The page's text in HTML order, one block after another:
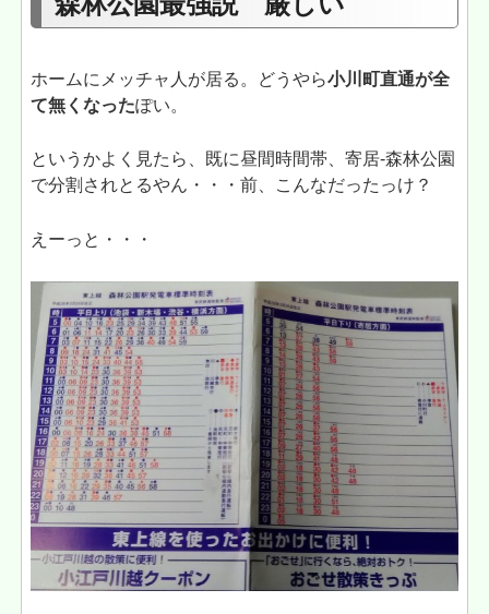
ホームにメッチャ人が居る。どうやら小川町直通が全
て無くなったぽい。
というかよく見たら、既に昼間時間帯、寄居-森林公園
で分割されとるやん・・・前、こんなだったっけ？
えーっと・・・